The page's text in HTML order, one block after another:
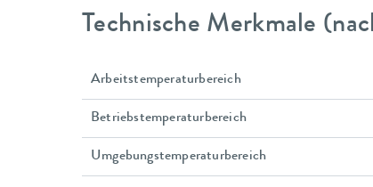
Technische Merkmale
Arbeitstemperaturbereich
Betriebstemperaturbereich
Umgebungstemperaturbereich